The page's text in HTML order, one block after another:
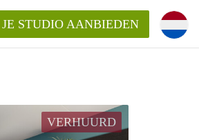
STUDIO AANBIEDEN
VERHUURD